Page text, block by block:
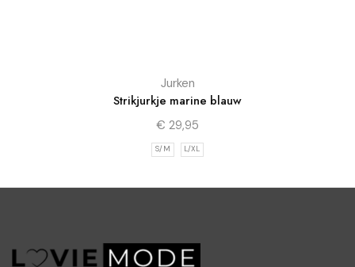
Jurken
Strikjurkje marine blauw
€ 29,95
S/M L/XL